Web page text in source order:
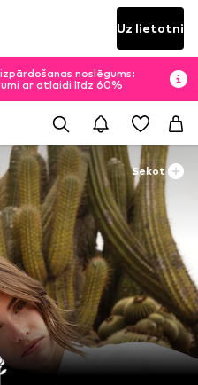
Uz lietotni
noslēgums:
ar atlaidi līdz 60%
Sekot